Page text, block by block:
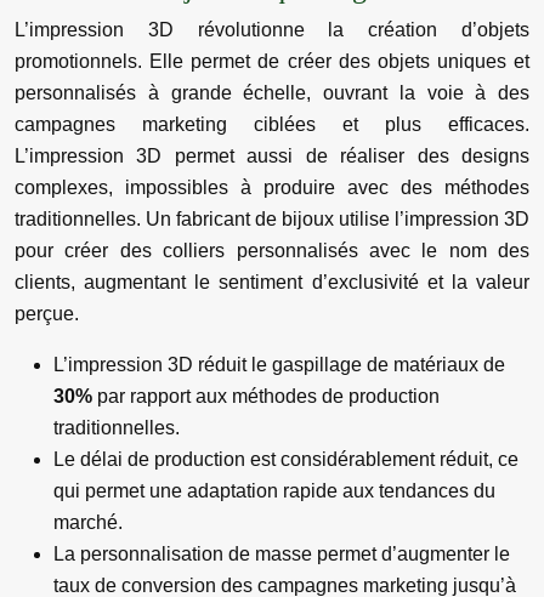
L’impression 3D révolutionne la création d’objets
promotionnels. Elle permet de créer des objets uniques et
personnalisés à grande échelle, ouvrant la voie à des
campagnes marketing ciblées et plus efficaces.
L’impression 3D permet aussi de réaliser des designs
complexes, impossibles à produire avec des méthodes
traditionnelles. Un fabricant de bijoux utilise l’impression 3D
pour créer des colliers personnalisés avec le nom des
clients, augmentant le sentiment d’exclusivité et la valeur
perçue.
L’impression 3D réduit le gaspillage de matériaux de
30% par rapport aux méthodes de production
traditionnelles.
Le délai de production est considérablement réduit, ce
qui permet une adaptation rapide aux tendances du
marché.
La personnalisation de masse permet d’augmenter le
taux de conversion des campagnes marketing jusqu’à